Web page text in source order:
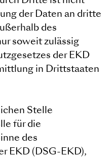
der Daten an dritte
des
soweit zulässig
der EKD
in Drittstaaten
Stelle
für die
des
EKD (DSG-EKD),